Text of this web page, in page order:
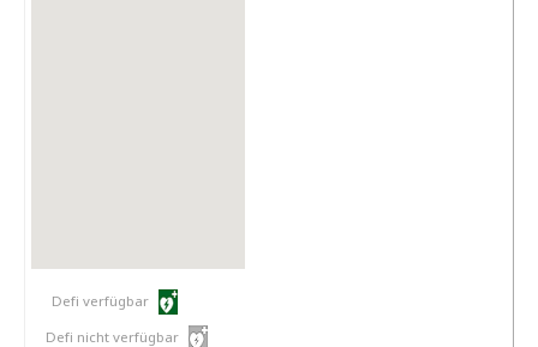
Defi verfügbar
Defi nicht verfügbar